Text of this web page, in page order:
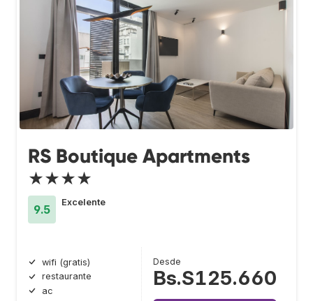
RS Boutique Apartments
★★★★
9.5
Excelente
wifi (gratis)
restaurante
ac
Desde
Bs.S125.660